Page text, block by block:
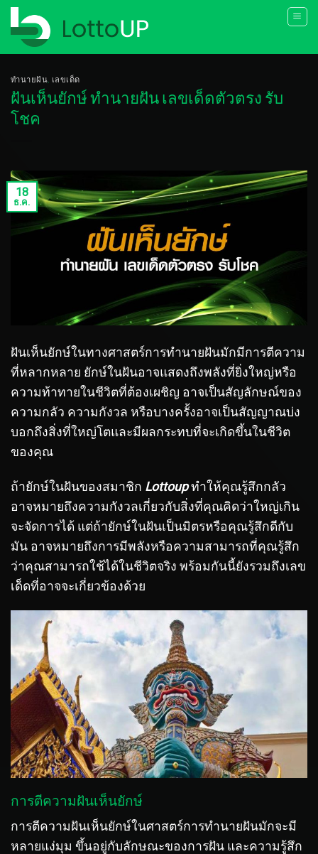
Skip
content
ทำนายฝัน เลขเด็ด
ฝันเห็นยักษ์ ทำนายฝัน เลขเด็ดตัวตรง รับ
โชค
18
ธ.ค.
ฝันเห็นยักษ์ในทางศาสตร์การทำนายฝันมักมีการตีความ
ที่หลากหลาย ยักษ์ในฝันอาจแสดงถึงพลังที่ยิ่งใหญ่หรือ
ความท้าทายในชีวิตที่ต้องเผชิญ อาจเป็นสัญลักษณ์ของ
ความกลัว ความกังวล หรือบางครั้งอาจเป็นสัญญาณบ่ง
บอกถึงสิ่งที่ใหญ่โตและมีผลกระทบที่จะเกิดขึ้นในชีวิต
ของคุณ
ถ้ายักษ์ในฝันของสมาชิก Lottoupทำให้คุณรู้สึกกลัว
อาจหมายถึงความกังวลเกี่ยวกับสิ่งที่คุณคิดว่าใหญ่เกิน
จะจัดการได้ แต่ถ้ายักษ์ในฝันเป็นมิตรหรือคุณรู้สึกดีกับ
มัน อาจหมายถึงการมีพลังหรือความสามารถที่คุณรู้สึก
ว่าคุณสามารถใช้ได้ในชีวิตจริง พร้อมกันนี้ยังรวมถึงเลข
เด็ดที่อาจจะเกี่ยวข้องด้วย
การตีความฝันเห็นยักษ์
การตีความฝันเห็นยักษ์ในศาสตร์การทำนายฝันมักจะมี
หลายแง่มุม ขึ้นอยู่กับลักษณะของการฝัน และความรู้สึก